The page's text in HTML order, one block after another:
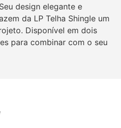
design elegante e
da LP Telha Shingle um
Disponível em dois
para combinar com o seu